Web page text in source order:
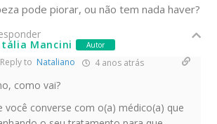
pode piorar, ou não tem nada haver?
Mancini
Autor
Reply to Nataliano 4 anos atrás
como vai?
você converse com o(a) médico(a) que